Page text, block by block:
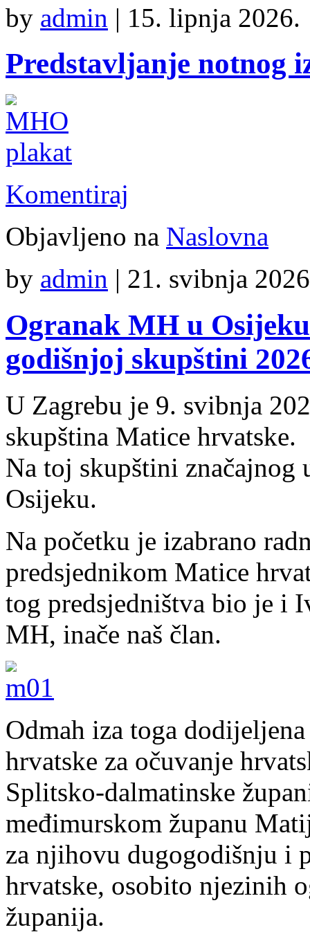
by admin | 15. lipnja 2026.
Predstavljanje notnog
Komentiraj
Objavljeno na Naslovna
by admin | 21. svibnja
Ogranak MH u
godišnjoj skupštini
U Zagrebu je 9. svibnja
skupština Matice hrvatske.
Na toj skupštini
Osijeku.
Na početku je izabrano
predsjednikom Matice
tog predsjedništva bio je i
MH, inače naš član.
Odmah iza toga
hrvatske za očuvanje
Splitsko-dalmatinske
međimurskom županu
za njihovu dugogodišnju i
hrvatske, osobito njezinih
županija.